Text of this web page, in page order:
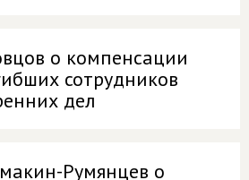
о компенсации
сотрудников
дел
Румянцев о